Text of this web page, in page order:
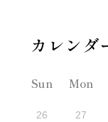
Sun Mon
26 27